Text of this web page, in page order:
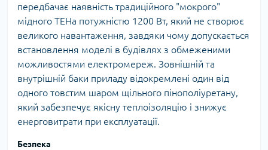
передбачає наявність традиційного "мокрого"
мідного ТЕНа потужністю 1200 Вт, який не створює
великого навантаження, завдяки чому допускається
встановлення моделі в будівлях з обмеженими
можливостями електромереж. Зовнішній та
внутрішній баки приладу відокремлені один від
одного товстим шаром щільного пінополіуретану,
який забезпечує якісну теплоізоляцію і знижує
енерговитрати при експлуатації.
Безпека